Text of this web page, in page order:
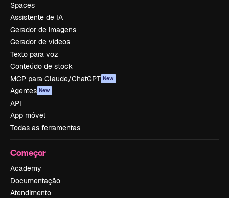
Spaces
Assistente de IA
Gerador de imagens
Gerador de vídeos
Texto para voz
Conteúdo de stock
MCP para Claude/ChatGPT New
Agentes New
API
App móvel
Todas as ferramentas
Começar
Academy
Documentação
Atendimento